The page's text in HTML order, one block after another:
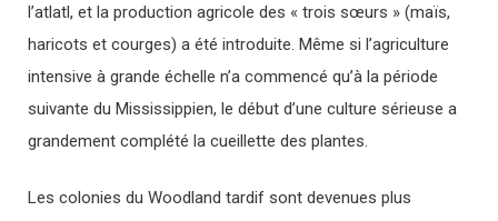
l’atlatl, et la production agricole des « trois sœurs » (maïs,
haricots et courges) a été introduite. Même si l’agriculture
intensive à grande échelle n’a commencé qu’à la période
suivante du Mississippien, le début d’une culture sérieuse a
grandement complété la cueillette des plantes.
Les colonies du Woodland tardif sont devenues plus